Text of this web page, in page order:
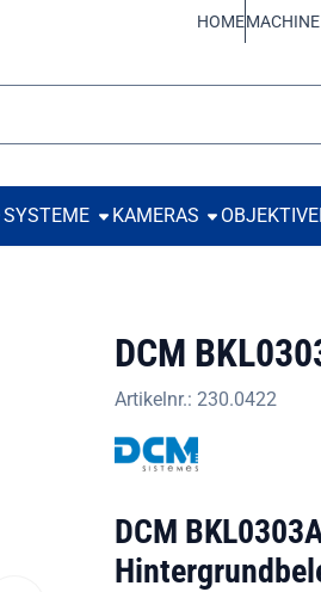
HOME
SYSTEME KAMERAS OBJEKTIVE
DCM
Artikelnr.: 230.0422
DCM